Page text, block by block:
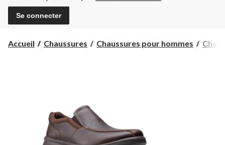
Se connecter
Accueil Chaussures Chaussures pour hommes